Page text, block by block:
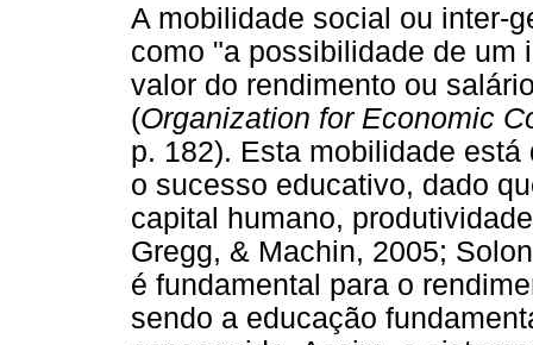
A mobilidade social ou inter-
como "a possibilidade de um
valor do rendimento ou
(Organization for Economic
p. 182). Esta mobilidade
o sucesso educativo, dado
capital humano,
Gregg, & Machin, 2005;
é fundamental para o
sendo a educação